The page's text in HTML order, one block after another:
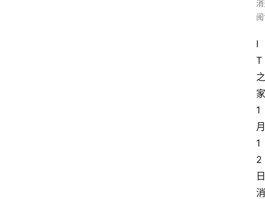
I
T
之
家
1
月
1
2
日
消